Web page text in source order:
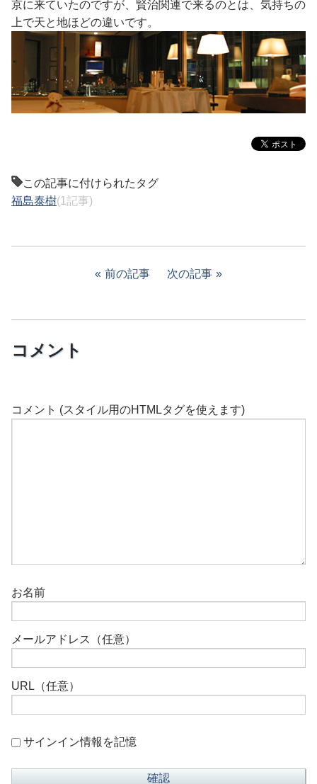
京に来ていたのですが、賢治関連で来るのとは、気持ちの
上で天と地ほどの違いです。
この記事に付けられたタグ
福島泰樹(1記事)
前の記事 次の記事
コメント
コメント (スタイル用のHTMLタグを使えます)
お名前
メールアドレス（任意）
URL（任意）
サインイン情報を記憶